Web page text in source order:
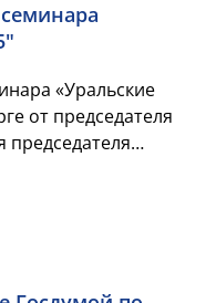
«Уральские
от председателя